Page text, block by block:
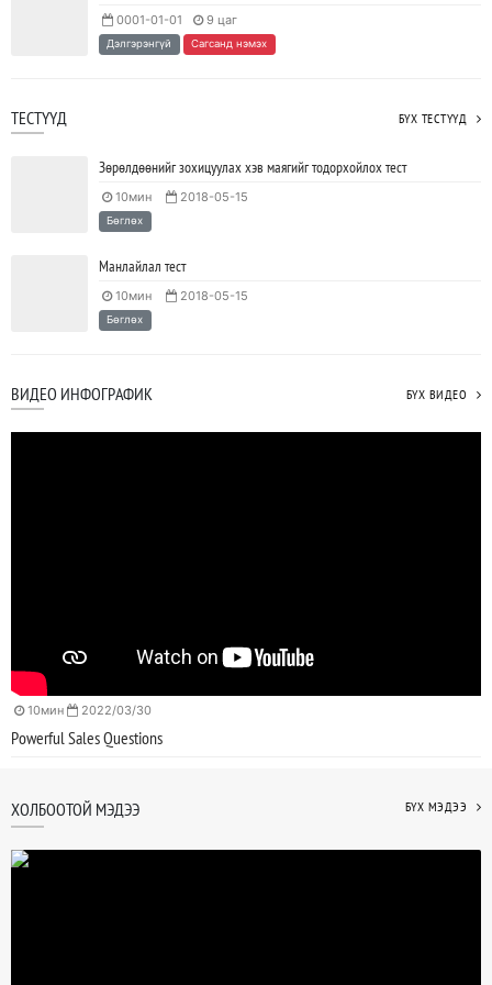
0001-01-01 9 цаг
Дэлгэрэнгүй Сагсанд нэмэх
ТЕСТҮҮД БҮХ ТЕСТҮҮД
Зөрөлдөөнийг зохицуулах хэв маягийг тодорхойлох тест
10мин 2018-05-15
Бөглөх
Манлайлал тест
10мин 2018-05-15
Бөглөх
ВИДЕО ИНФОГРАФИК БҮХ ВИДЕО
10мин 2022/03/30
Powerful Sales Questions
ХОЛБООТОЙ МЭДЭЭ БҮХ МЭДЭЭ